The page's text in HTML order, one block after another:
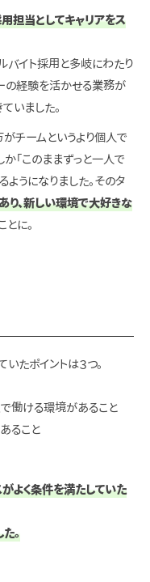
担当としてキャリアをス
バイト採用と多岐にわたり
の経験を活かせる業務が
いました。
チームというより個人で
「このままずっと一人で
ようになりました。そのタ
、新しい環境で大好きな
とに。
たポイントは３つ。
働ける環境があること
ること
よく条件を満たしていた
。